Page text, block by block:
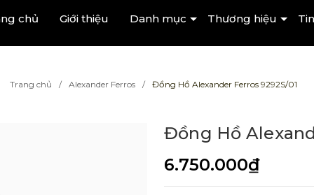
chủ Giới thiệu Danh mục Thương hiệu
Trang chủ Alexander Ferros Đồng Hồ Alexander Ferros 9292S/01
Đồng Hồ
6.750.000₫